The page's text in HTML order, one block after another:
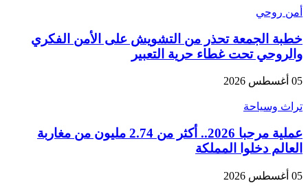
أمن روحي
خطبة الجمعة تحذر من التشويش على الأمن الفكري
والروحي تحت غطاء حرية التعبير
05 أغسطس 2026
تراث وسياحة
عملية مرحبا 2026.. أكثر من 2.74 مليون من مغاربة
العالم دخلوا المملكة
05 أغسطس 2026